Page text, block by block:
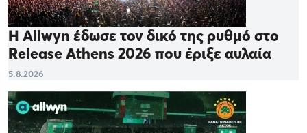
Η Allwyn έδωσε τον δικό της ρυθμό στο
Release Athens 2026 που έριξε αυλαία
5.8.2026